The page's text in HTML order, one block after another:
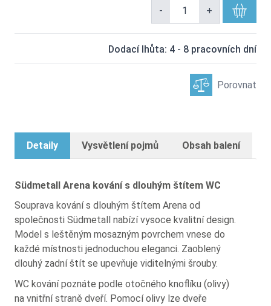
- +
Dodací lhůta: 4 - 8 pracovních dní
Porovnat
Detaily Vysvětlení pojmů Obsah balení
Südmetall Arena kování s dlouhým štítem WC
Souprava kování s dlouhým štítem Arena od
společnosti Südmetall nabízí vysoce kvalitní design.
Model s leštěným mosazným povrchem vnese do
každé místnosti jednoduchou eleganci. Zaoblený
dlouhý zadní štít se upevňuje viditelnými šrouby.
WC kování poznáte podle otočného knoflíku (olivy)
na vnitřní straně dveří. Pomocí olivy lze dveře